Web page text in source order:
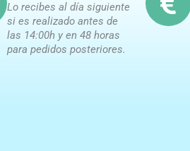
Lo recibes al día siguiente
si es realizado antes de
las 14:00h y en 48 horas
para pedidos posteriores.